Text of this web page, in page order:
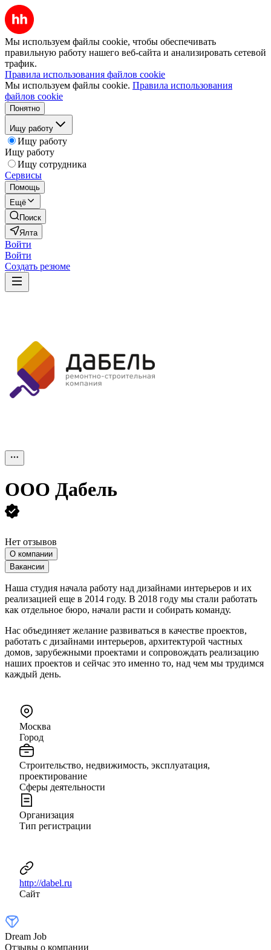
Мы используем файлы cookie, чтобы обеспечивать
правильную работу нашего веб-сайта и анализировать сетевой
трафик.
Правила использования файлов cookie
Мы используем файлы cookie. Правила использования
файлов cookie
Понятно
Ищу работу
Ищу работу
Ищу работу
Ищу сотрудника
Сервисы
Помощь
Ещё
Поиск
Ялта
Войти
Войти
Создать резюме
ООО Дабель
Нет отзывов
О компании
Вакансии
Наша студия начала работу над дизайнами интерьеров и их
реализацией еще в 2014 году. В 2018 году мы стали работать
как отдельное бюро, начали расти и собирать команду.
Нас объединяет желание развиваться в качестве проектов,
работать с дизайнами интерьеров, архитектурой частных
домов, зарубежными проектами и сопровождать реализацию
наших проектов и сейчас это именно то, над чем мы трудимся
каждый день.
Москва
Город
Строительство, недвижимость, эксплуатация,
проектирование
Сферы деятельности
Организация
Тип регистрации
http://dabel.ru
Сайт
Dream Job
Отзывы о компании